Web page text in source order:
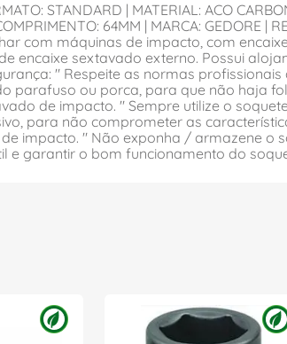
STANDARD | MATERIAL: ACO
64MM | MARCA: GEDORE |
com máquinas de impacto, com
encaixe sextavado externo. Possui
" Respeite as normas profissionais
parafuso ou porca, para que não haja
de impacto. " Sempre utilize o
para não comprometer as
impacto. " Não exponha / armazene o
e garantir o bom funcionamento do